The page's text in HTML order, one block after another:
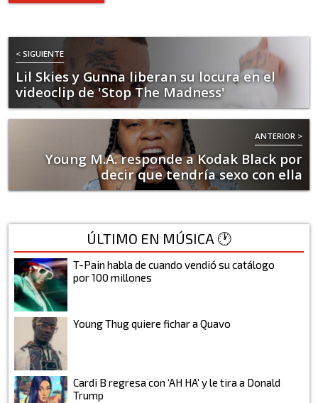
< SIGUIENTE
Lil Skies y Gunna liberan su locura en el
videoclip de 'Stop The Madness'
ANTERIOR >
Young M.A. responde a Kodak Black por
decir que tendría sexo con ella
ÚLTIMO EN MÚSICA 🕐
T-Pain habla de cuando vendió su catálogo
por 100 millones
Young Thug quiere fichar a Quavo
Cardi B regresa con ‘AH HA’ y le tira a Donald
Trump